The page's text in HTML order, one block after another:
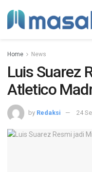
Home News
Luis Suarez
Atletico
by Redaksi 24